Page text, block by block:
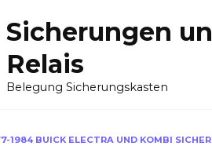
Sicherungen
Relais
Belegung Sicherungskasten
1984 BUICK ELECTRA UND KOMBI